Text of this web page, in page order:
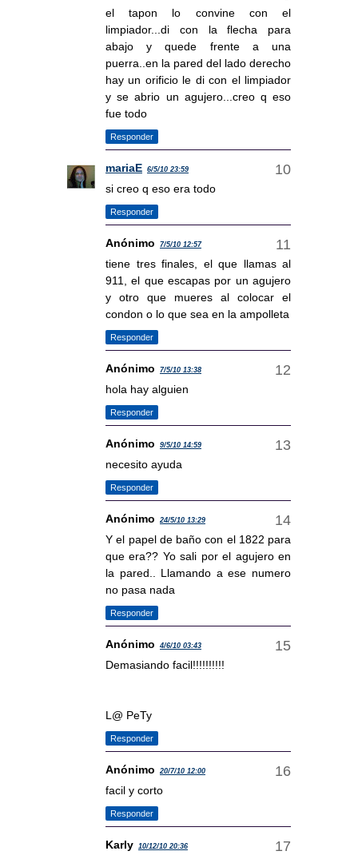
el tapon lo convine con el
limpiador...di con la flecha para
abajo y quede frente a una
puerra..en la pared del lado derecho
hay un orificio le di con el limpiador
y se abrio un agujero...creo q eso
fue todo
Responder
mariaE 6/5/10 23:59
si creo q eso era todo
Responder
Anónimo 7/5/10 12:57
tiene tres finales, el que llamas al
911, el que escapas por un agujero
y otro que mueres al colocar el
condon o lo que sea en la ampolleta
Responder
Anónimo 7/5/10 13:38
hola hay alguien
Responder
Anónimo 9/5/10 14:59
necesito ayuda
Responder
Anónimo 24/5/10 13:29
Y el papel de baño con el 1822 para
que era?? Yo sali por el agujero en
la pared.. Llamando a ese numero
no pasa nada
Responder
Anónimo 4/6/10 03:43
Demasiando facil!!!!!!!!!!
L@ PeTy
Responder
Anónimo 20/7/10 12:00
facil y corto
Responder
Karly 10/12/10 20:36